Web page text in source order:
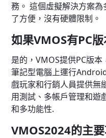
務。 這個虛擬解決方案
了方便，沒有硬體限制。
如果VMOS有PC版
是的，VMOS提供PC版
筆記型電腦上運行
戲玩家和行銷人員提供無
用測試、多帳戶管理和遊
和多功能性.
VMOS2024的主